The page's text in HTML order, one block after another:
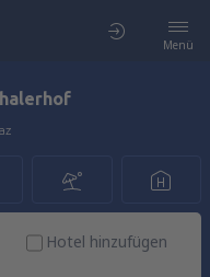
Menü
Hotel hinzufügen